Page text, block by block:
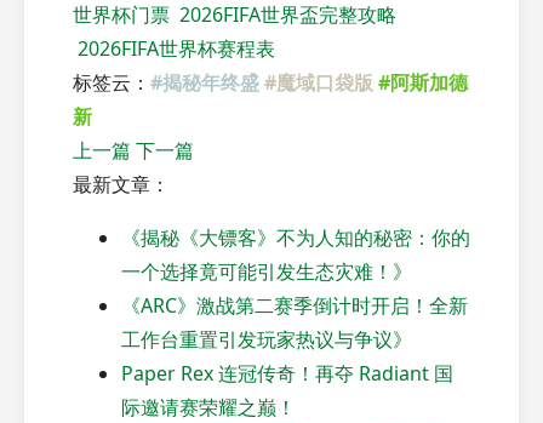
世界杯门票 2026FIFA世界盃完整攻略
2026FIFA世界杯赛程表
标签云： #揭秘年终盛#魔域口袋版 #阿斯加德
新
上一篇 下一篇
最新文章：
《揭秘《大镖客》不为人知的秘密：你的
一个选择竟可能引发生态灾难！》
《ARC》激战第二赛季倒计时开启！全新
工作台重置引发玩家热议与争议》
Paper Rex 连冠传奇！再夺 Radiant 国
际邀请赛荣耀之巅！